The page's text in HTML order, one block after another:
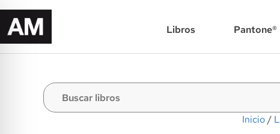
Libros Pantone®
Inicio/